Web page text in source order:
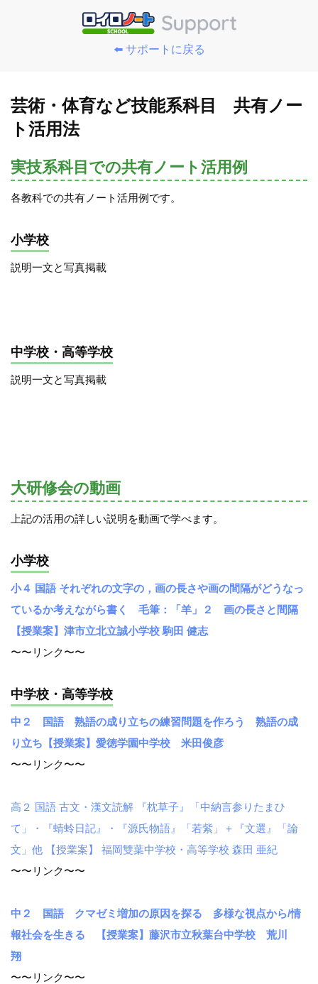
⬅️ サポートに戻る
芸術・体育など技能系科目 共有ノー
ト活用法
実技系科目での共有ノート活用例
各教科での共有ノート活用例です。
小学校
説明一文と写真掲載
中学校・高等学校
説明一文と写真掲載
大研修会の動画
上記の活用の詳しい説明を動画で学べます。
小学校
小４ 国語 それぞれの文字の，画の長さや画の間隔がどうなっ
ているか考えながら書く 毛筆：「羊」２ 画の長さと間隔
【授業案】津市立北立誠小学校 駒田 健志
〜〜リンク〜〜
中学校・高等学校
中２ 国語 熟語の成り立ちの練習問題を作ろう 熟語の成
り立ち【授業案】愛徳学園中学校 米田俊彦
〜〜リンク〜〜
高２ 国語 古文・漢文読解 『枕草子』「中納言参りたまひ
て」・『蜻蛉日記』・『源氏物語』「若紫」＋『文選』「論
文」他 【授業案】 福岡雙葉中学校・高等学校 森田 亜紀
〜〜リンク〜〜
中２ 国語 クマゼミ増加の原因を探る 多様な視点から/情
報社会を生きる 【授業案】藤沢市立秋葉台中学校 荒川
翔
〜〜リンク〜〜